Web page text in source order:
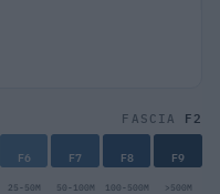
FASCIA F2
F6 F7 F8 F9
25-50M 50-100M 100-500M >500M